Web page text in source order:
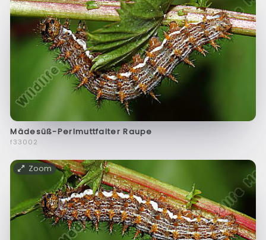
Mädesüß-Perlmuttfalter Raupe
f33002
Zoom